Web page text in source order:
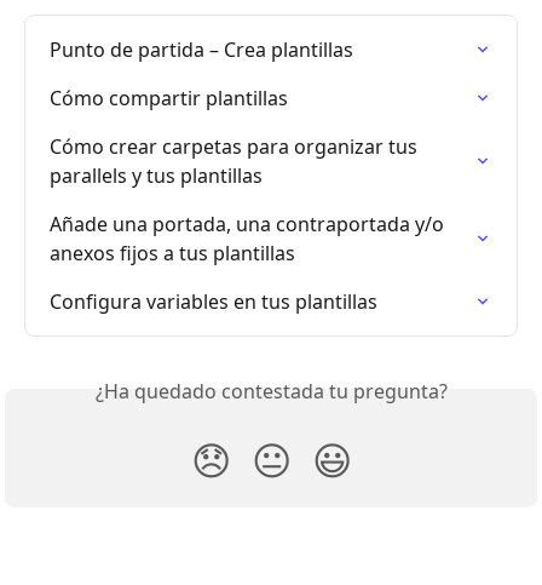
Punto de partida – Crea plantillas
Cómo compartir plantillas
Cómo crear carpetas para organizar tus
parallels y tus plantillas
Añade una portada, una contraportada y/o
anexos fijos a tus plantillas
Configura variables en tus plantillas
¿Ha quedado contestada tu pregunta?
😞 😐 😃